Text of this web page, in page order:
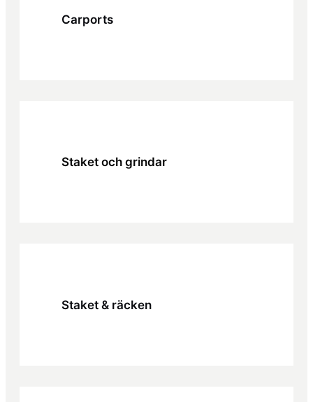
Carports
Staket och grindar
Staket & räcken